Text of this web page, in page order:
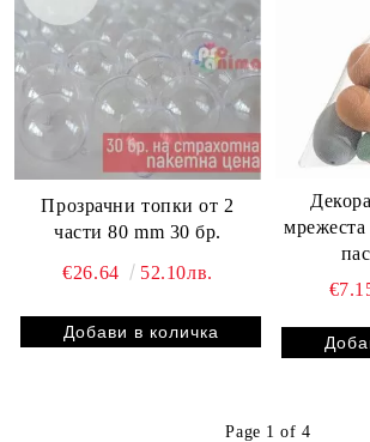
Прозрачни топки от 2
части 80 mm 30 бр.
€26.64 52.10лв.
Page 1 of 4